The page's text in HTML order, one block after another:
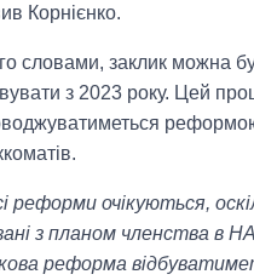
Корнієнко.
словами, заклик можна
з 2023 року. Цей
реформи очікуються,
з планом членства в
реформа